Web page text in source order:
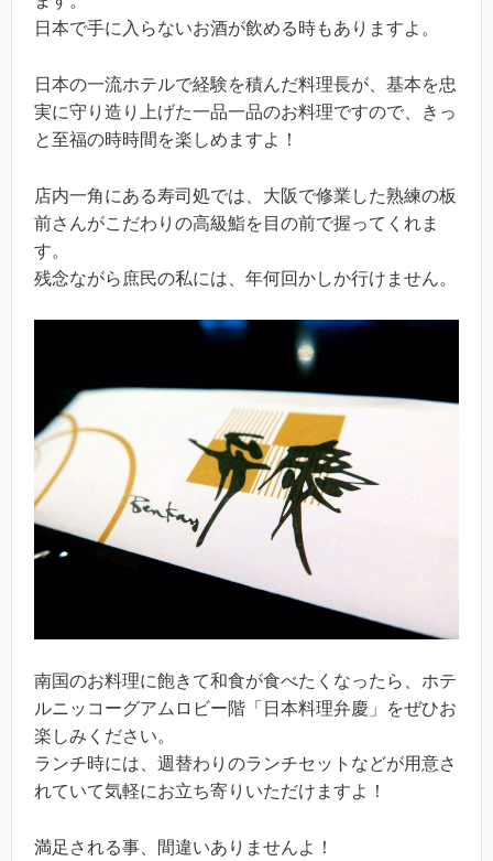
日本で手に入らないお酒が飲める時もありますよ。
日本の一流ホテルで経験を積んだ料理長が、基本を忠
実に守り造り上げた一品一品のお料理ですので、きっ
と至福の時時間を楽しめますよ！
店内一角にある寿司処では、大阪で修業した熟練の板
前さんがこだわりの高級鮨を目の前で握ってくれま
す。
残念ながら庶民の私には、年何回かしか行けません。
南国のお料理に飽きて和食が食べたくなったら、ホテ
ルニッコーグアムロビー階「日本料理弁慶」をぜひお
楽しみください。
ランチ時には、週替わりのランチセットなどが用意さ
れていて気軽にお立ち寄りいただけますよ！
満足される事、間違いありませんよ！